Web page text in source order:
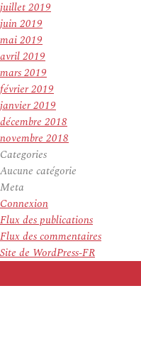
juillet 2019
juin 2019
mai 2019
avril 2019
mars 2019
février 2019
janvier 2019
décembre 2018
novembre 2018
Categories
Aucune catégorie
Meta
Connexion
Flux des publications
Flux des commentaires
Site de WordPress-FR